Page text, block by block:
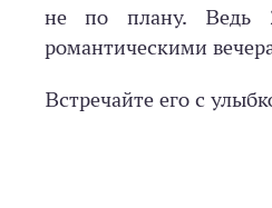
не по плану. Ведь
романтическими
Встречайте его с